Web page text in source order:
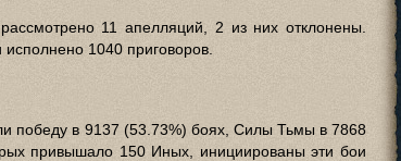
11 апелляций, 2 из них отклонены.
1040 приговоров.
победу в 9137 (53.73%) боях, Силы Тьмы в 7868
привышало 150 Иных, инициированы эти бои